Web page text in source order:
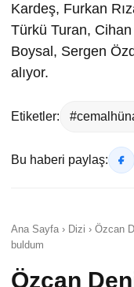
Kardeş, Furkan
Türkü Turan,
Boysal, Sergen
alıyor.
Etiketler:
Bu haberi paylaş:
Ana Sayfa › Dizi › Özcan
buldum
Özcan